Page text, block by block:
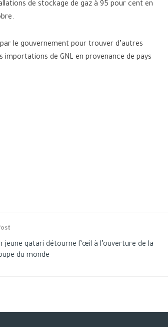
de stockage de gaz à 95 pour cent en
le gouvernement pour trouver d’autres
de GNL en provenance de pays
jeune qatari détourne l’œil à l’ouverture de la
du monde